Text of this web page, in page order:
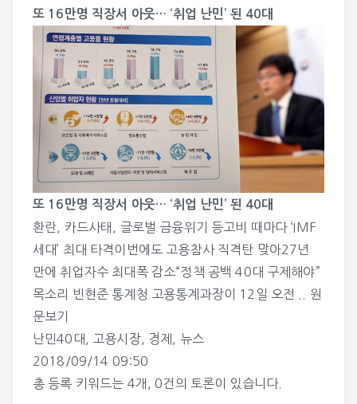
또 16만명 직장서 아웃… ‘취업 난민’ 된 40대
또 16만명 직장서 아웃… ‘취업 난민’ 된 40대
환란, 카드사태, 글로벌 금융위기 등고비 때마다 ‘IMF
세대’ 최대 타격이번에도 고용참사 직격탄 맞아27년
만에 취업자수 최대폭 감소“정책 공백 40대 구제해야”
목소리 빈현준 통계청 고용통계과장이 12일 오전 .. 원
문보기
난민40대
고용시장, 경제
뉴스
2018/09/14 09:50
총 등록 키워드는 4개, 0건의 토론이 있습니다.